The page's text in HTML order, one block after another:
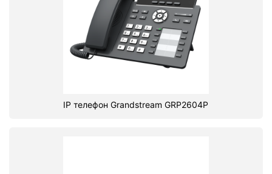
IP телефон Grandstream GRP2604P